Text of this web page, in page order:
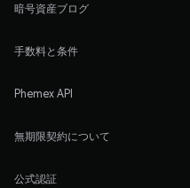
暗号資産ブログ
手数料と条件
Phemex API
無期限契約について
公式認証